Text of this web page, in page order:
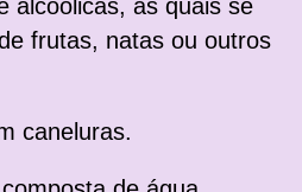
alcoólicas, às quais se
frutas, natas ou outros
caneluras.